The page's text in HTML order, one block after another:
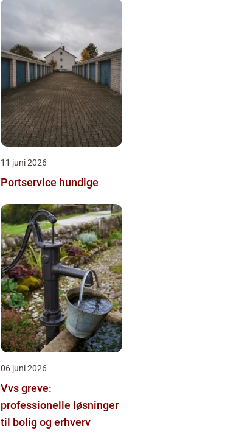
11 juni 2026
Portservice hundige
06 juni 2026
Vvs greve:
professionelle løsninger
til bolig og erhverv